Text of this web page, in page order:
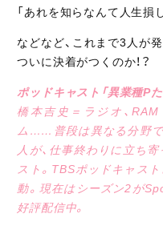
「あれを知らなんて人生損
などなど、これまで3人が
ついに決着がつくのか！？
ポッドキャスト「異業種P
橋本吉史＝ラジオ、
ム……普段は異なる分野
人が、仕事終わりに立ち
スト。TBSポッドキャス
動。現在はシーズン2が
好評配信中。